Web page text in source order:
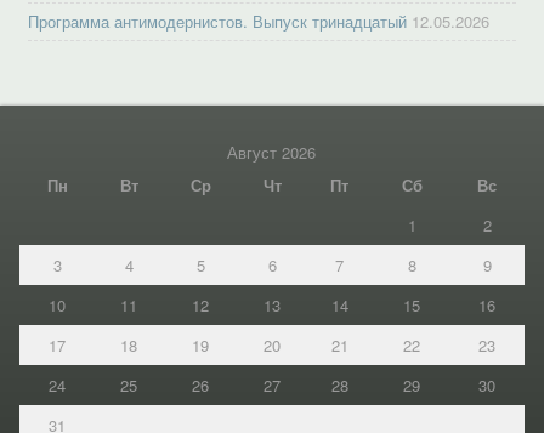
Программа антимодернистов. Выпуск тринадцатый 12.05.2026
Август 2026
Пн
Вт Ср Чт Пт Сб
Вс
1
2
3
4 5 6 7 8
9
10
11 12 13 14 15
16
17
18 19 20 21 22
23
24
25 26 27 28 29
30
31